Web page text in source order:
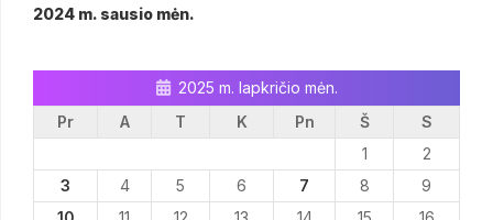
2024 m. sausio mėn.
2025 m. lapkričio mėn.
Pr
A T K Pn Š
S
1
2
3
4 5 6 7 8
9